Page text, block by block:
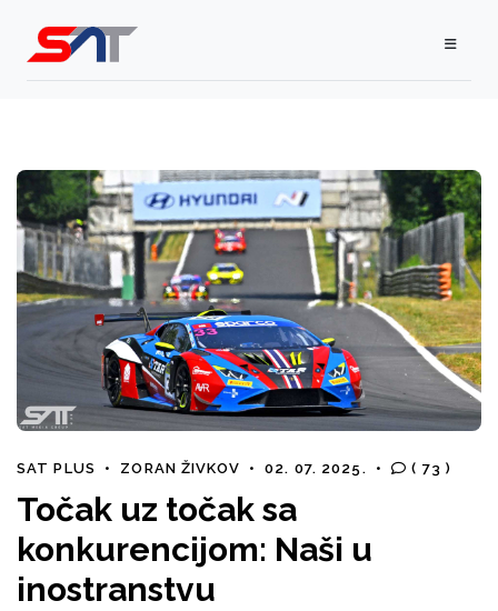
SAT PLUS • ZORAN ŽIVKOV • 02. 07. 2025. • ( 73 )
Točak uz točak sa
konkurencijom: Naši u
inostranstvu